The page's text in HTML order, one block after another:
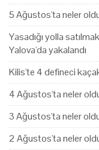
5 Ağustos'ta neler
Yasadığı yolla
Yalova'da yakalandı
Kilis'te 4 defineci
4 Ağustos'ta neler
3 Ağustos'ta neler
2 Ağustos'ta neler